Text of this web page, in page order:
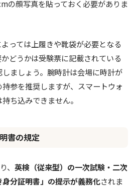
の顔写真を貼っておく必要がありま
っては上履きや靴袋が必要となる
どうかは受験票に記載されている
ましょう。腕時計は会場に時計が
参を推奨しますが、スマートウォ
ち込みできません。
書の規定
、 英検（従来型）の一次試験・二次
分証明書」の提示が義務化されま